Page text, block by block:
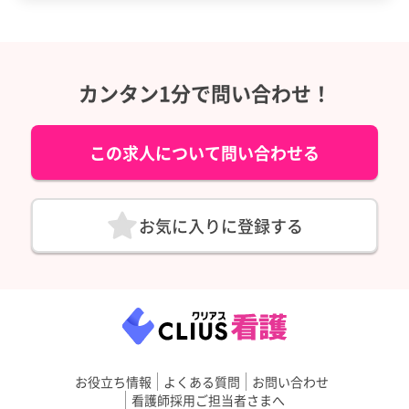
カンタン1分で問い合わせ！
この求人について問い合わせる
お気に入りに登録する
お役立ち情報 よくある質問
お問い合わせ
看護師採用ご担当者さまへ